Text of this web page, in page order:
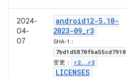
2024-
04-
07
android12-5. 10-
2023-09_r3
SHA-1：
7bd1d5870f6a55cd7910
变更： r2. . r3
LICENSES